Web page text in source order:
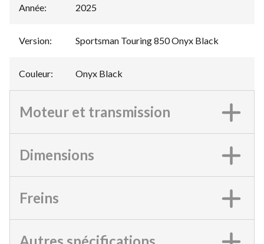
Année: 2025
Version: Sportsman Touring 850 Onyx Black
Couleur: Onyx Black
Moteur et transmission
Dimensions
Freins